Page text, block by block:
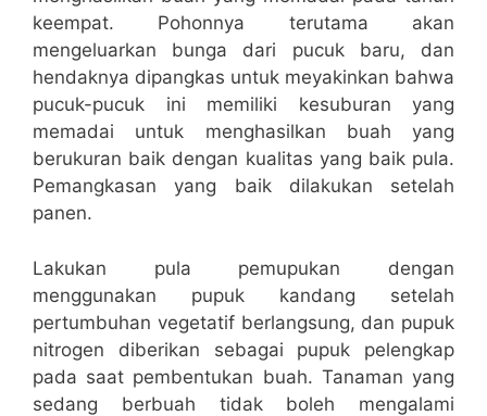
keempat. Pohonnya terutama akan
mengeluarkan bunga dari pucuk baru, dan
hendaknya dipangkas untuk meyakinkan bahwa
pucuk-pucuk ini memiliki kesuburan yang
memadai untuk menghasilkan buah yang
berukuran baik dengan kualitas yang baik pula.
Pemangkasan yang baik dilakukan setelah
panen.
Lakukan pula pemupukan dengan
menggunakan pupuk kandang setelah
pertumbuhan vegetatif berlangsung, dan pupuk
nitrogen diberikan sebagai pupuk pelengkap
pada saat pembentukan buah. Tanaman yang
sedang berbuah tidak boleh mengalami